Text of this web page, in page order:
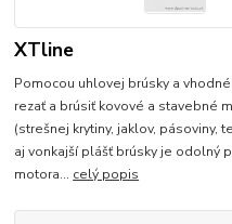
XTline
Pomocou uhlovej brúsky a
rezať a brúsiť kovové a stavebné
(strešnej krytiny, jaklov, pásoviny,
aj vonkajší plášť brúsky je odolný
motora... celý popis